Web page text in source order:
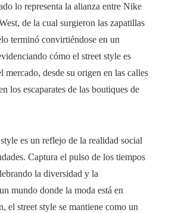
lo representa la alianza entre Nike
de la cual surgieron las zapatillas
terminó convirtiéndose en un
cómo el street style es
mercado, desde su origen en las calles
los escaparates de las boutiques de
es un reflejo de la realidad social
Captura el pulso de los tiempos
la diversidad y la
mundo donde la moda está en
el street style se mantiene como un